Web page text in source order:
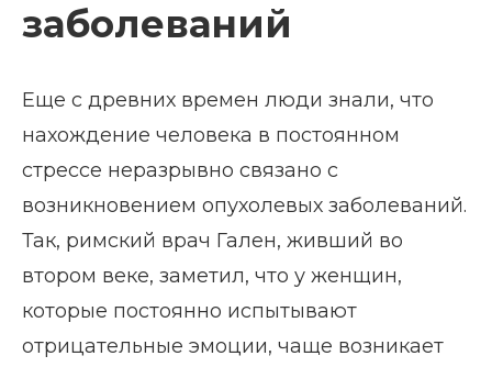
заболеваний
Еще с древних времен люди знали, что
нахождение человека в постоянном
стрессе неразрывно связано с
возникновением опухолевых заболеваний.
Так, римский врач Гален, живший во
втором веке, заметил, что у женщин,
которые постоянно испытывают
отрицательные эмоции, чаще возникает